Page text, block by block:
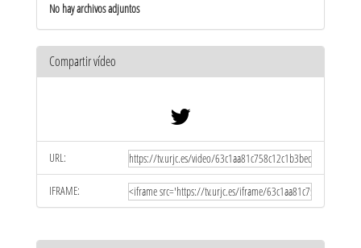
No hay archivos adjuntos
Compartir vídeo
URL:
IFRAME: